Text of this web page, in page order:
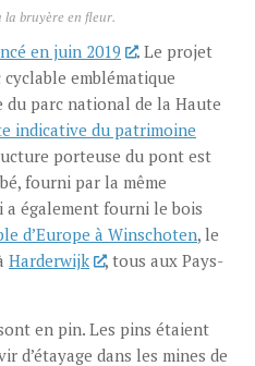
la bruyère en fleur.
en juin 2019
. Le projet
emblématique
parc national de la Haute
indicative du patrimoine
porteuse du pont est
fourni par la même
a également fourni le bois
d’Europe à Winschoten, le
Harderwijk
, tous aux Pays-
en pin. Les pins étaient
d’étayage dans les mines de